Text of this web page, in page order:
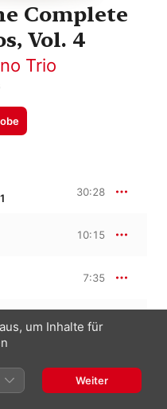
Complete
Vol. 4
Trio
30:28
10:15
7:35
4:55
um Inhalte für
Weiter